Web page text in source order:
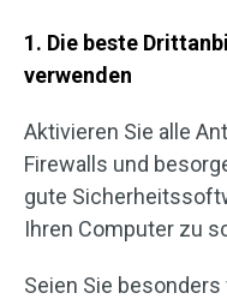
1. Die beste
verwenden
Aktivieren Sie alle
Firewalls und
gute
Ihren Computer zu
Seien Sie